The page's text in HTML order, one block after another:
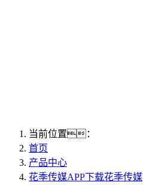
当前位置：
首页
产品中心
花季传媒APP下载花季传媒